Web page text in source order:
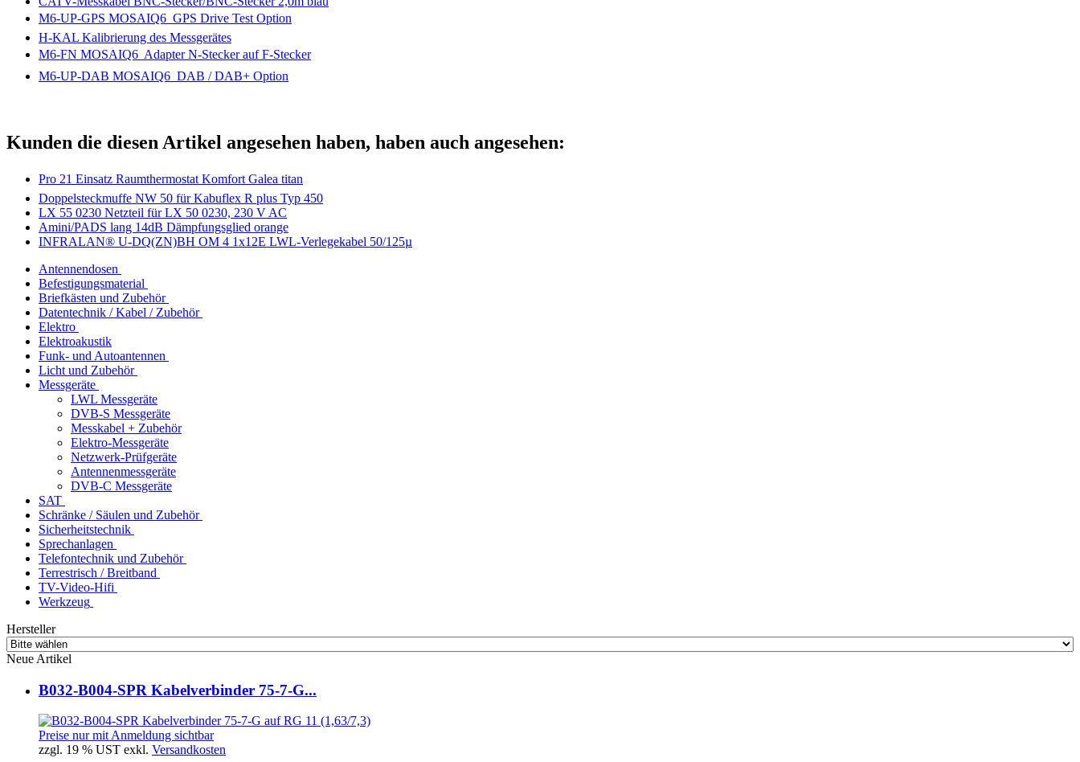
M6-UP-GPS MOSAIQ6  GPS Drive Test Option
H-KAL Kalibrierung des Messgerätes
M6-FN MOSAIQ6  Adapter N-Stecker auf F-Stecker
M6-UP-DAB MOSAIQ6  DAB / DAB+ Option
Kunden die diesen Artikel angesehen haben, haben auch angesehen:
Pro 21 Einsatz Raumthermostat Komfort Galea titan
Doppelsteckmuffe NW 50 für Kabuflex R plus Typ 450
LX 55 0230 Netzteil für LX 50 0230, 230 V AC
Amini/PADS lang 14dB Dämpfungsglied orange
INFRALAN® U-DQ(ZN)BH OM 4 1x12E LWL-Verlegekabel 50/125µ
Antennendosen
Befestigungsmaterial
Briefkästen und Zubehör
Datentechnik / Kabel / Zubehör
Elektro
Elektroakustik
Funk- und Autoantennen
Licht und Zubehör
Messgeräte
LWL Messgeräte
DVB-S Messgeräte
Messkabel + Zubehör
Elektro-Messgeräte
Netzwerk-Prüfgeräte
Antennenmessgeräte
DVB-C Messgeräte
SAT
Schränke / Säulen und Zubehör
Sicherheitstechnik
Sprechanlagen
Telefontechnik und Zubehör
Terrestrisch / Breitband
TV-Video-Hifi
Werkzeug
Hersteller
Neue Artikel
B032-B004-SPR Kabelverbinder 75-7-G...
Preise nur mit Anmeldung sichtbar
zzgl. 19 % UST exkl. Versandkosten